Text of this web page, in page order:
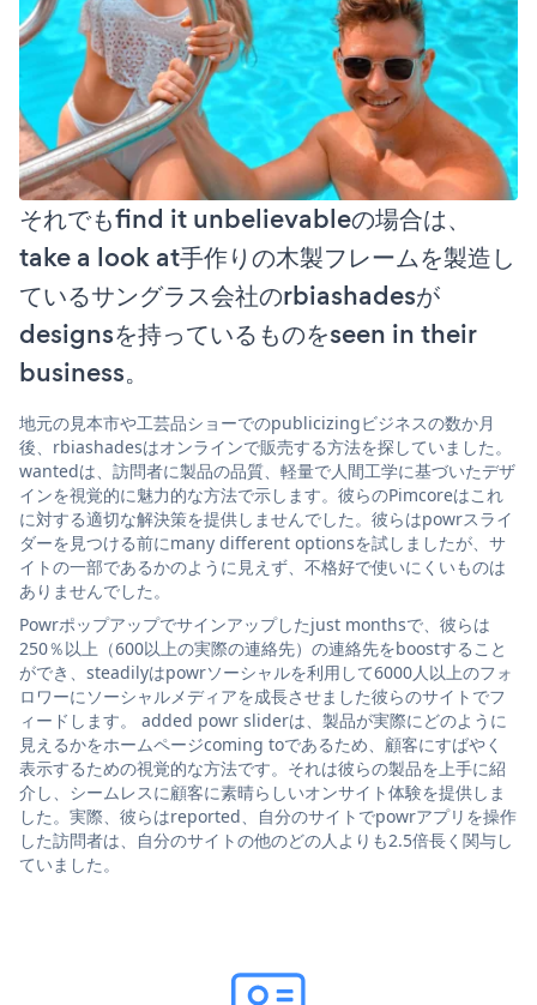
それでもfind it unbelievableの場合は、
take a look at手作りの木製フレームを製造し
ているサングラス会社のrbiashadesが
designsを持っているものをseen in their
business。
地元の見本市や工芸品ショーでのpublicizingビジネスの数か月
後、rbiashadesはオンラインで販売する方法を探していました。
wantedは、訪問者に製品の品質、軽量で人間工学に基づいたデザ
インを視覚的に魅力的な方法で示します。彼らのPimcoreはこれ
に対する適切な解決策を提供しませんでした。彼らはpowrスライ
ダーを見つける前にmany different optionsを試しましたが、サ
イトの一部であるかのように見えず、不格好で使いにくいものは
ありませんでした。
Powrポップアップでサインアップしたjust monthsで、彼らは
250％以上（600以上の実際の連絡先）の連絡先をboostすること
ができ、steadilyはpowrソーシャルを利用して6000人以上のフォ
ロワーにソーシャルメディアを成長させました彼らのサイトでフ
ィードします。 added powr sliderは、製品が実際にどのように
見えるかをホームページcoming toであるため、顧客にすばやく
表示するための視覚的な方法です。それは彼らの製品を上手に紹
介し、シームレスに顧客に素晴らしいオンサイト体験を提供しま
した。実際、彼らはreported、自分のサイトでpowrアプリを操作
した訪問者は、自分のサイトの他のどの人よりも2.5倍長く関与し
ていました。